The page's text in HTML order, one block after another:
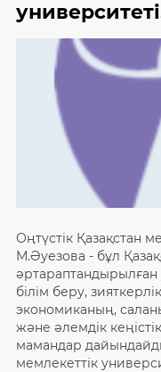
Оңтүстік Қазақстан
М.Әуезова - бұл
білім беру,
экономиканың,
және әлемдік
мамандар
мемлекеттік